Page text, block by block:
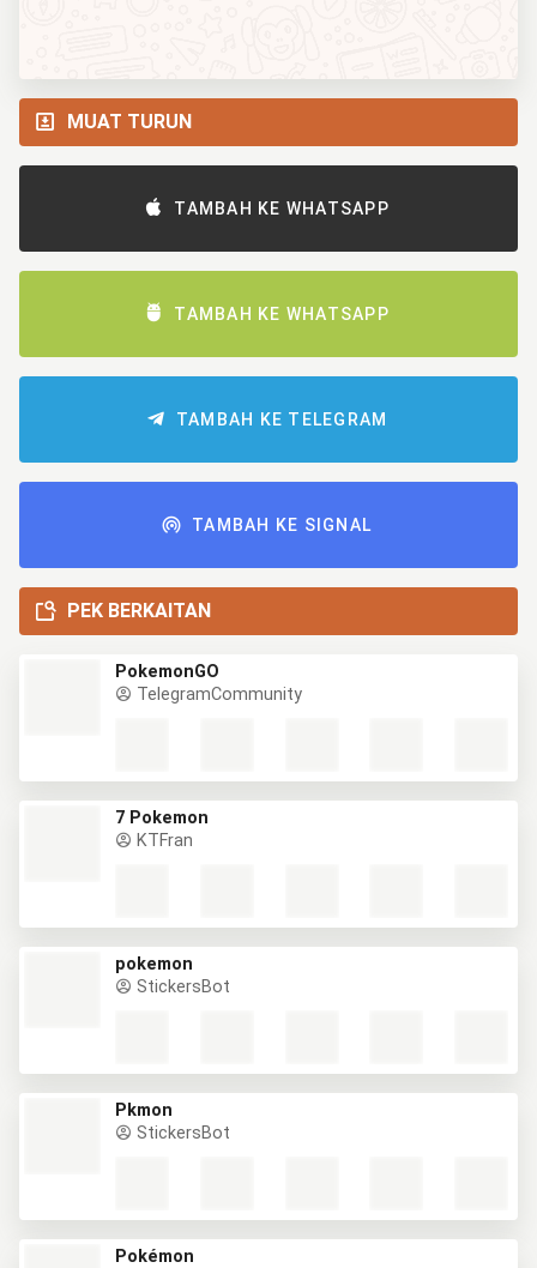
MUAT TURUN
TAMBAH KE WHATSAPP
TAMBAH KE WHATSAPP
TAMBAH KE TELEGRAM
TAMBAH KE SIGNAL
PEK BERKAITAN
PokemonGO
TelegramCommunity
7 Pokemon
KTFran
pokemon
StickersBot
Pkmon
StickersBot
Pokémon